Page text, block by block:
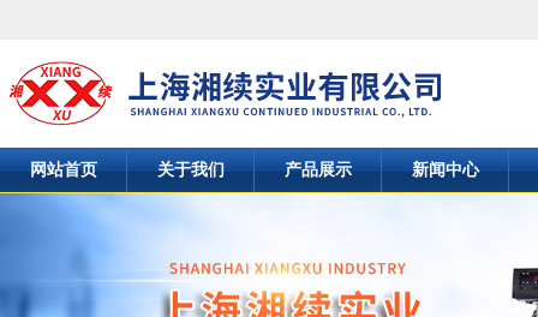
网站首页 关于我们 产品展示 新闻中心